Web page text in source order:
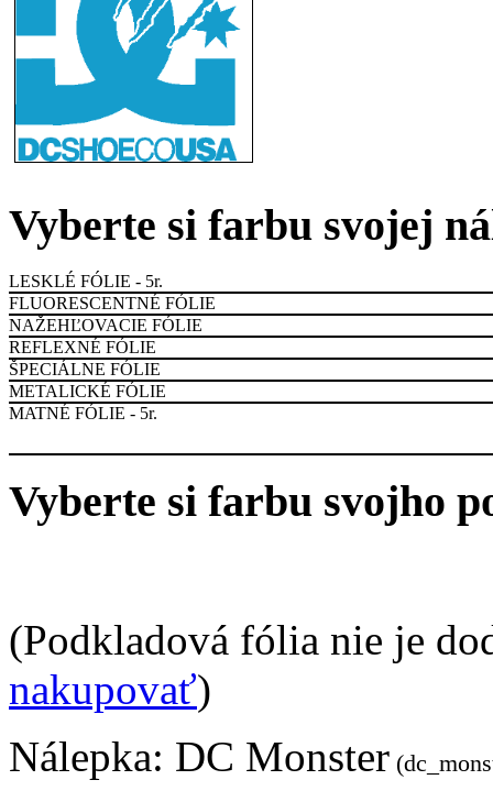
Vyberte si farbu svojej
LESKLÉ FÓLIE - 5r.
FLUORESCENTNÉ FÓLIE
NAŽEHĽOVACIE FÓLIE
REFLEXNÉ FÓLIE
ŠPECIÁLNE FÓLIE
METALICKÉ FÓLIE
MATNÉ FÓLIE - 5r.
Vyberte si farbu svojho
(Podkladová fólia nie je
nakupovať)
Nálepka: DC Monster